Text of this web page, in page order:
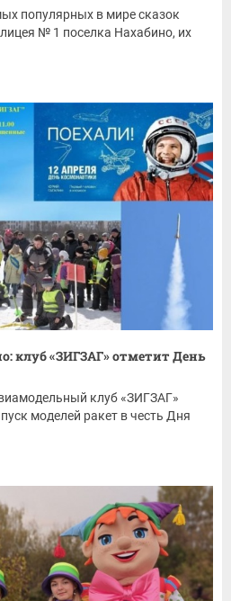
популярных в мире сказок
№ 1 поселка Нахабино, их
клуб «ЗИГЗАГ» отметит День
клуб «ЗИГЗАГ»
моделей ракет в честь Дня